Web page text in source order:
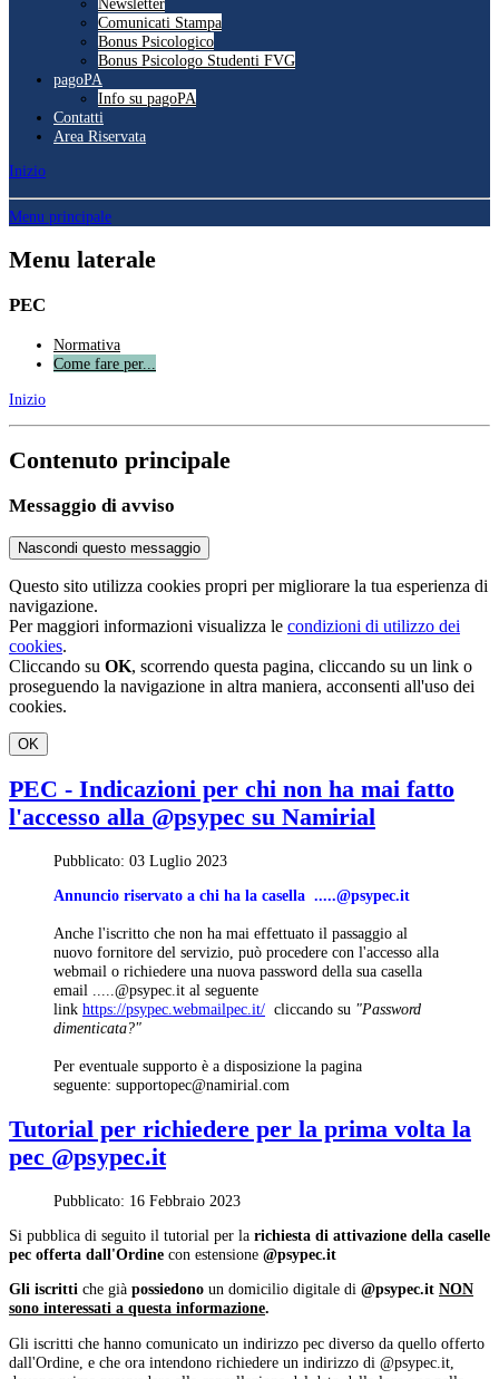
Comunicati Stampa
Bonus Psicologico
Bonus Psicologo Studenti FVG
pagoPA
Info su pagoPA
Contatti
Area Riservata
Inizio
Menu principale
Menu laterale
PEC
Normativa
Come fare per...
Inizio
Contenuto principale
Messaggio di avviso
Nascondi questo messaggio
Questo sito utilizza cookies propri per migliorare la tua esperienza di
navigazione.
Per maggiori informazioni visualizza le condizioni di utilizzo dei
cookies.
Cliccando su OK, scorrendo questa pagina, cliccando su un link o
proseguendo la navigazione in altra maniera, acconsenti all'uso dei
cookies.
OK
PEC - Indicazioni per chi non ha mai fatto
l'accesso alla @psypec su Namirial
Pubblicato: 03 Luglio 2023
Annuncio riservato a chi ha la casella
Anche l'iscritto che non ha mai effettuato il passaggio al
nuovo fornitore del servizio, può procedere con l'accesso alla
webmail o richiedere una nuova password della sua casella
email
al seguente
link https://psypec.webmailpec.it/ cliccando su "Password
dimenticata?"
Per eventuale supporto è a disposizione la pagina
seguente:
Tutorial per richiedere per la prima volta la
pec @psypec.it
Pubblicato: 16 Febbraio 2023
Si pubblica di seguito il tutorial per la richiesta di attivazione della caselle
pec offerta dall'Ordine con estensione @psypec.it
Gli iscritti che già possiedono un domicilio digitale di @psypec.it NON
sono interessati a questa informazione.
Gli iscritti che hanno comunicato un indirizzo pec diverso da quello offerto
dall'Ordine, e che ora intendono richiedere un indirizzo di @psypec.it,